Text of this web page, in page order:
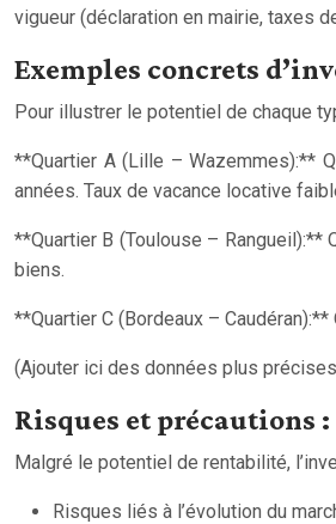
vigueur (déclaration en mairie, taxes
Exemples concrets
Pour illustrer le potentiel de chaque
**Quartier A (Lille – Wazemmes):**
années. Taux de vacance locative
**Quartier B (Toulouse – Rangueil):**
biens.
**Quartier C (Bordeaux –
(Ajouter ici des données plus
Risques et précautions
Malgré le potentiel de rentabilité,
Risques liés à l’évolution du